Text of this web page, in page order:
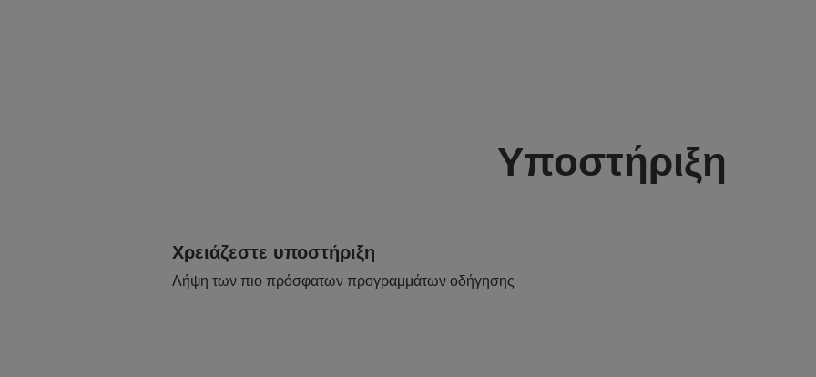
Υποστήριξη
Χρειάζεστε υποστήριξη
Λήψη των πιο πρόσφατων προγραμμάτων οδήγησης